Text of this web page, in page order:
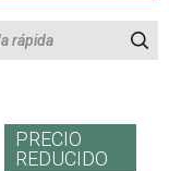
PRECIO
REDUCIDO